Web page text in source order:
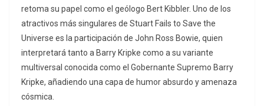
retoma su papel como el geólogo Bert Kibbler. Uno de los
atractivos más singulares de Stuart Fails to Save the
Universe es la participación de John Ross Bowie, quien
interpretará tanto a Barry Kripke como a su variante
multiversal conocida como el Gobernante Supremo Barry
Kripke, añadiendo una capa de humor absurdo y amenaza
cósmica.